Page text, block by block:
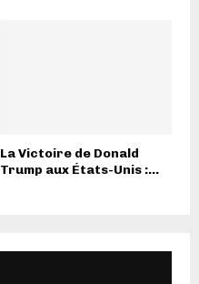
La Victoire de Donald
Trump aux États-Unis :...